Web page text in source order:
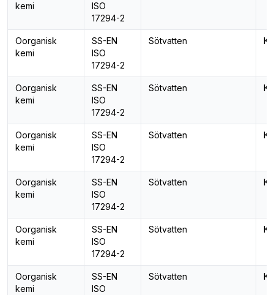
kemi
ISO
17294-2
Oorganisk
kemi
SS-EN
ISO
17294-2
Sötvatten
Oorganisk
kemi
SS-EN
ISO
17294-2
Sötvatten
Oorganisk
kemi
SS-EN
ISO
17294-2
Sötvatten
Oorganisk
kemi
SS-EN
ISO
17294-2
Sötvatten
Oorganisk
kemi
SS-EN
ISO
17294-2
Sötvatten
Oorganisk
kemi
SS-EN
ISO
Sötvatten